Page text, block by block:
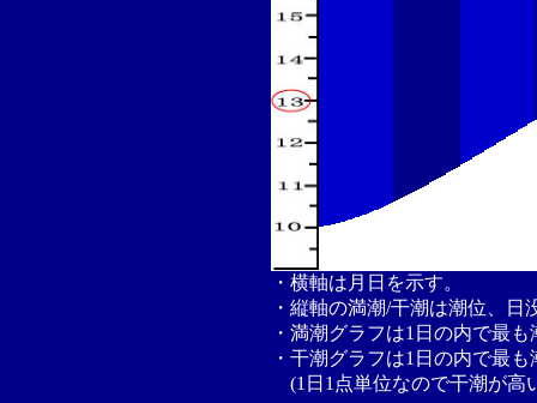
・横軸は月日を示す。
・縦軸の満潮/干潮は潮位、
・満潮グラフは1日の内で最
・干潮グラフは1日の内で最
(1日1点単位なので干潮が高